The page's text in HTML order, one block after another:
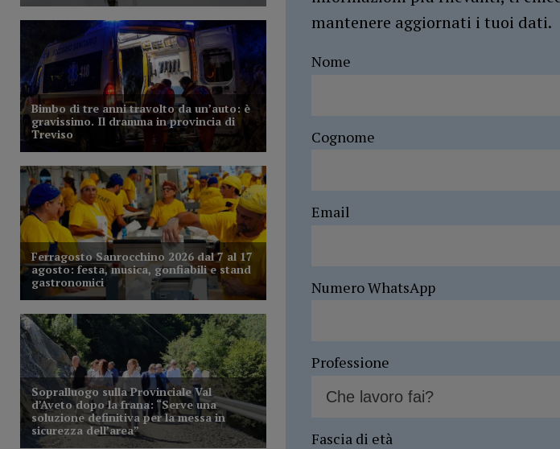
mantenere aggiornati i tuoi dati.
Nome
Cognome
Email
Numero WhatsApp
Professione
Fascia di età